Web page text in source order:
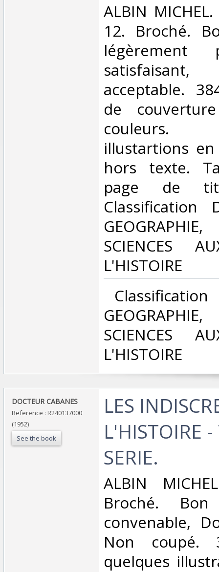
‎ALBIN
12. Broché.
légèrement
acceptable.
de
couleurs.
illustartions
hors texte.
page de
Classification
SCIENCES
L'HISTOIRE‎
SCIENCES
L'HISTOIRE‎
‎DOCTEUR CABANES‎
Reference : R240137000
(1952)
See the book
‎LES
L'HISTOIRE
SERIE.‎
‎ALBIN
Broché.
convenable,
Non coupé.
quelques